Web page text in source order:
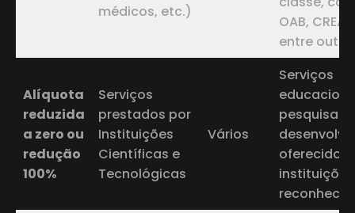
médicos, etc.)
OAB, CREA,
entre
Alíquota
reduzida
a zero ou
redução
100%
Serviços
prestados por
Instituições
Científicas e
Tecnológicas
Vários
Serviços
pesquisa e
oferecidos
instituições